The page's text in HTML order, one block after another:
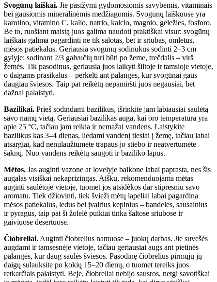
Svogūnų laiškai. Jie pasižymi gydomosiomis savybėmis, vitaminais
bei gausiomis mineralinėmis medžiagomis. Svogūnų laiškuose yra
karotino, vitamino C, kalio, natrio, kalcio, magnio, geležies, fosforo.
Be to, ruošiant maistą juos galima naudoti praktiškai visur: svogūnų
laiškais galima pagardinti ne tik salotas, bet ir sriubas, omletus,
mėsos patiekalus. Geriausia svogūnų sodinukus sodinti 2–3 cm
gylyje: sodinant 2/3 galvučių turi būti po žeme, trečdalis – virš
žemės. Tik pasodinus, geriausia juos laikyti šiltoje ir tamsioje vietoje,
o daigams prasikalus – perkelti ant palangės, kur svogūnai gaus
daugiau šviesos. Taip pat reikėtų nepamiršti juos negausiai, bet
dažnai palaistyti.
Bazilikai. Prieš sodindami bazilikus, išrinkite jam labiausiai saulėtą
savo namų vietą. Geriausiai bazilikas auga, kai oro temperatūra yra
apie 25 °C, tačiau jam reikia ir nemažai vandens. Laistykite
bazilikus kas 3–4 dienas, liedami vandenį tiesiai į žemę, tačiau labai
atsargiai, kad nenulaužtumėte trapaus jo stiebo ir neatvertumėte
šaknų. Nuo vandens reikėtų saugoti ir baziliko lapus.
Mėtos. Jas auginti vazone ar lovelyje balkone labai paprasta, nes šis
augalas visiškai nekaprizingas. Aišku, rekomenduojama mėtas
auginti saulėtoje vietoje, tuomet jos atsidėkos dar stipresniu savo
aromatu. Tiek džiovinti, tiek švieži mėtų lapeliai labai pagardina
mėsos patiekalus, ledus bei įvairius kepinius – bandeles, sausainius
ir pyragus, taip pat ši žolelė puikiai tinka šaltose sriubose ir
gaiviuose desertuose.
Čiobreliai. Auginti čiobrelius namuose – juokų darbas. Jie suvešės
augdami ir tamsesnėje vietoje, tačiau geriausiai augs ant pietinės
palangės, kur daug saulės šviesos. Pasodinę čiobrelius pirmųjų jų
daigų sulauksite po kokių 15–20 dienų, o tuomet tereiks juos
retkarčiais palaistyti. Beje, čiobreliai nebijo sausros, netgi savotiškai